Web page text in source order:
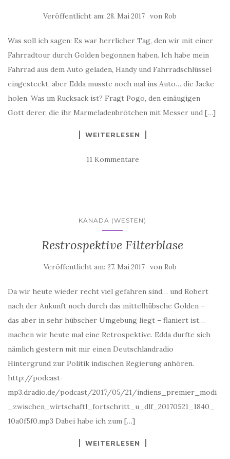
Veröffentlicht am: 28. Mai 2017 von Rob
Was soll ich sagen: Es war herrlicher Tag, den wir mit einer
Fahrradtour durch Golden begonnen haben. Ich habe mein
Fahrrad aus dem Auto geladen, Handy und Fahrradschlüssel
eingesteckt, aber Edda musste noch mal ins Auto… die Jacke
holen. Was im Rucksack ist? Fragt Pogo, den einäugigen
Gott derer, die ihr Marmeladenbrötchen mit Messer und […]
WEITERLESEN
11 Kommentare
KANADA (WESTEN)
Restrospektive Filterblase
Veröffentlicht am: 27. Mai 2017 von Rob
Da wir heute wieder recht viel gefahren sind… und Robert
nach der Ankunft noch durch das mittelhübsche Golden –
das aber in sehr hübscher Umgebung liegt – flaniert ist…
machen wir heute mal eine Retrospektive. Edda durfte sich
nämlich gestern mit mir einen Deutschlandradio
Hintergrund zur Politik indischen Regierung anhören.
http://podcast-
mp3.dradio.de/podcast/2017/05/21/indiens_premier_modi
_zwischen_wirtschaftl_fortschritt_u_dlf_20170521_1840_
10a0f5f0.mp3 Dabei habe ich zum […]
WEITERLESEN